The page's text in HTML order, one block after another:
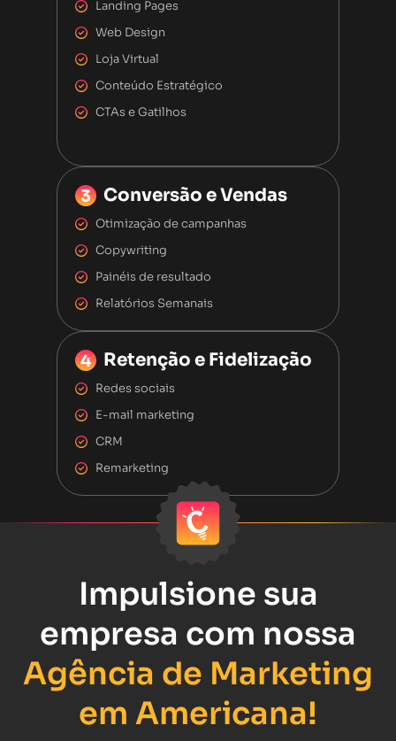
Landing Pages
Web Design
Loja Virtual
Conteúdo Estratégico
CTAs e Gatilhos
Conversão e Vendas
Otimização de campanhas
Copywriting
Painéis de resultado
Relatórios Semanais
Retenção e Fidelização
Redes sociais
E-mail marketing
CRM
Remarketing
Impulsione sua
empresa com nossa
Agência de Marketing
em Americana!